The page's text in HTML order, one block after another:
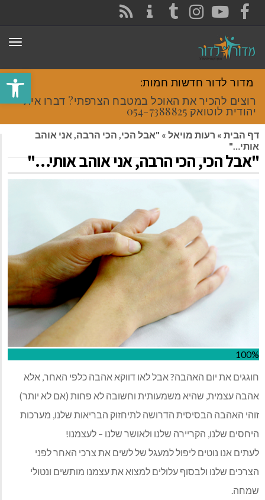
פתח
FACEBOOK
YOUTUBE
INSTAGRAM
TUMBLR
מדור לדור חדשות חמות:
רוצים להכיר את האוכל במטבח הצרפתי? דברו איתי
יהודית לוטואק 054-7388825.
דף הבית » רעות מויאל » "אבל הכי, הכי הרבה, אני אוהב
אותי…"
"אבל הכי, הכי הרבה, אני אוהב אותי…"
100%
חוגגים את יום האהבה? אבל לאו דווקא אהבה כלפי האחר, אלא
אהבה עצמית, שהיא משמעותית וחשובה לא פחות (אם לא יותר)
זוהי האהבה הבסיסית הדרושה לתיחזוק הבריאות שלנו, מערכות
היחסים שלנו, הקריירה שלנו ולאושר שלנו – לעצמנו!
לעתים אנו נוטים ליפול למעגל של לשים את צרכי האחר לפני
הצרכים שלנו ולבסוף עלולים למצוא את עצמנו מותשים ונטולי
שמחה.